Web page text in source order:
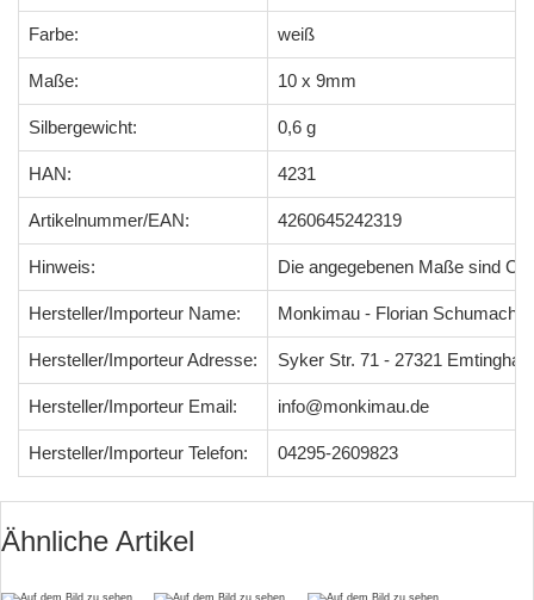
Farbe: weiß
Maße: 10 x 9mm
Silbergewicht: 0,6 g
HAN: 4231
Artikelnummer/EAN: 4260645242319
Hinweis: Die angegebenen Maße sind
Hersteller/Importeur Name: Monkimau - Florian Schumacher
Hersteller/Importeur Adresse: Syker Str. 71 - 27321
Hersteller/Importeur Email: info@monkimau.de
Hersteller/Importeur Telefon: 04295-2609823
Ähnliche Artikel